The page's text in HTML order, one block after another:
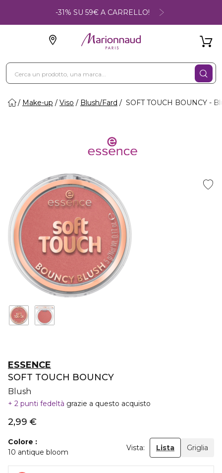
-31% SU 59€ A CARRELLO!
Make-up Viso Blush/Fard SOFT TOUCH BOUNCY -
ESSENCE
SOFT TOUCH BOUNCY
Blush
2 punti fedeltà grazie a questo acquisto
2,99 €
Colore
10 antique bloom
Vista: Lista Griglia